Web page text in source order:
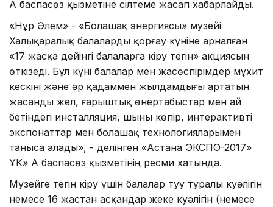
АҚ баспасөз қызметіне сілтеме жасап хабарлайды.
«Нұр Әлем» - «Болашақ энергиясы» музейі
Халықаралық балаларды қорғау күніне арналған
«17 жасқа дейінгі балаларға кіру тегін» акциясын
өткізеді. Бұл күні балалар мен жасөспірімдер мұхит
кескіні және әр қадаммен жылдамдығы артатын
жасанды жел, ғарыштық өнертабыстар мен ай
бетіндегі инсталляция, шыны көпір, интерактивті
экспонаттар мен болашақ технологияларымен
таныса алады», - делінген «Астана ЭКСПО-2017»
ҰК» АҚ баспасөз қызметінің ресми хатында.
Музейге тегін кіру үшін балалар туу туралы куәлігін
немесе 16 жастан асқандар жеке куәлігін (немесе